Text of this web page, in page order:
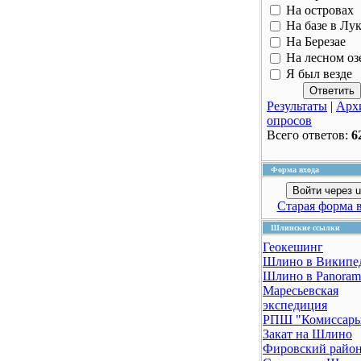
На островах
На базе в
На Березае
На лесном
Я был везде
Результаты |
опросов
Всего ответов:
Форма входа
Войти через
Старая форма
Шлинские ссылки
Геокешинг
Шлино в
Шлино в
Маресьевская
экспедиция
РПШ
Закат на Шлино
Фировский район